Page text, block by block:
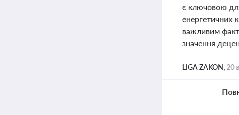
є ключовою
енергетичних
важливим
значення
LIGA ZAKON, 20